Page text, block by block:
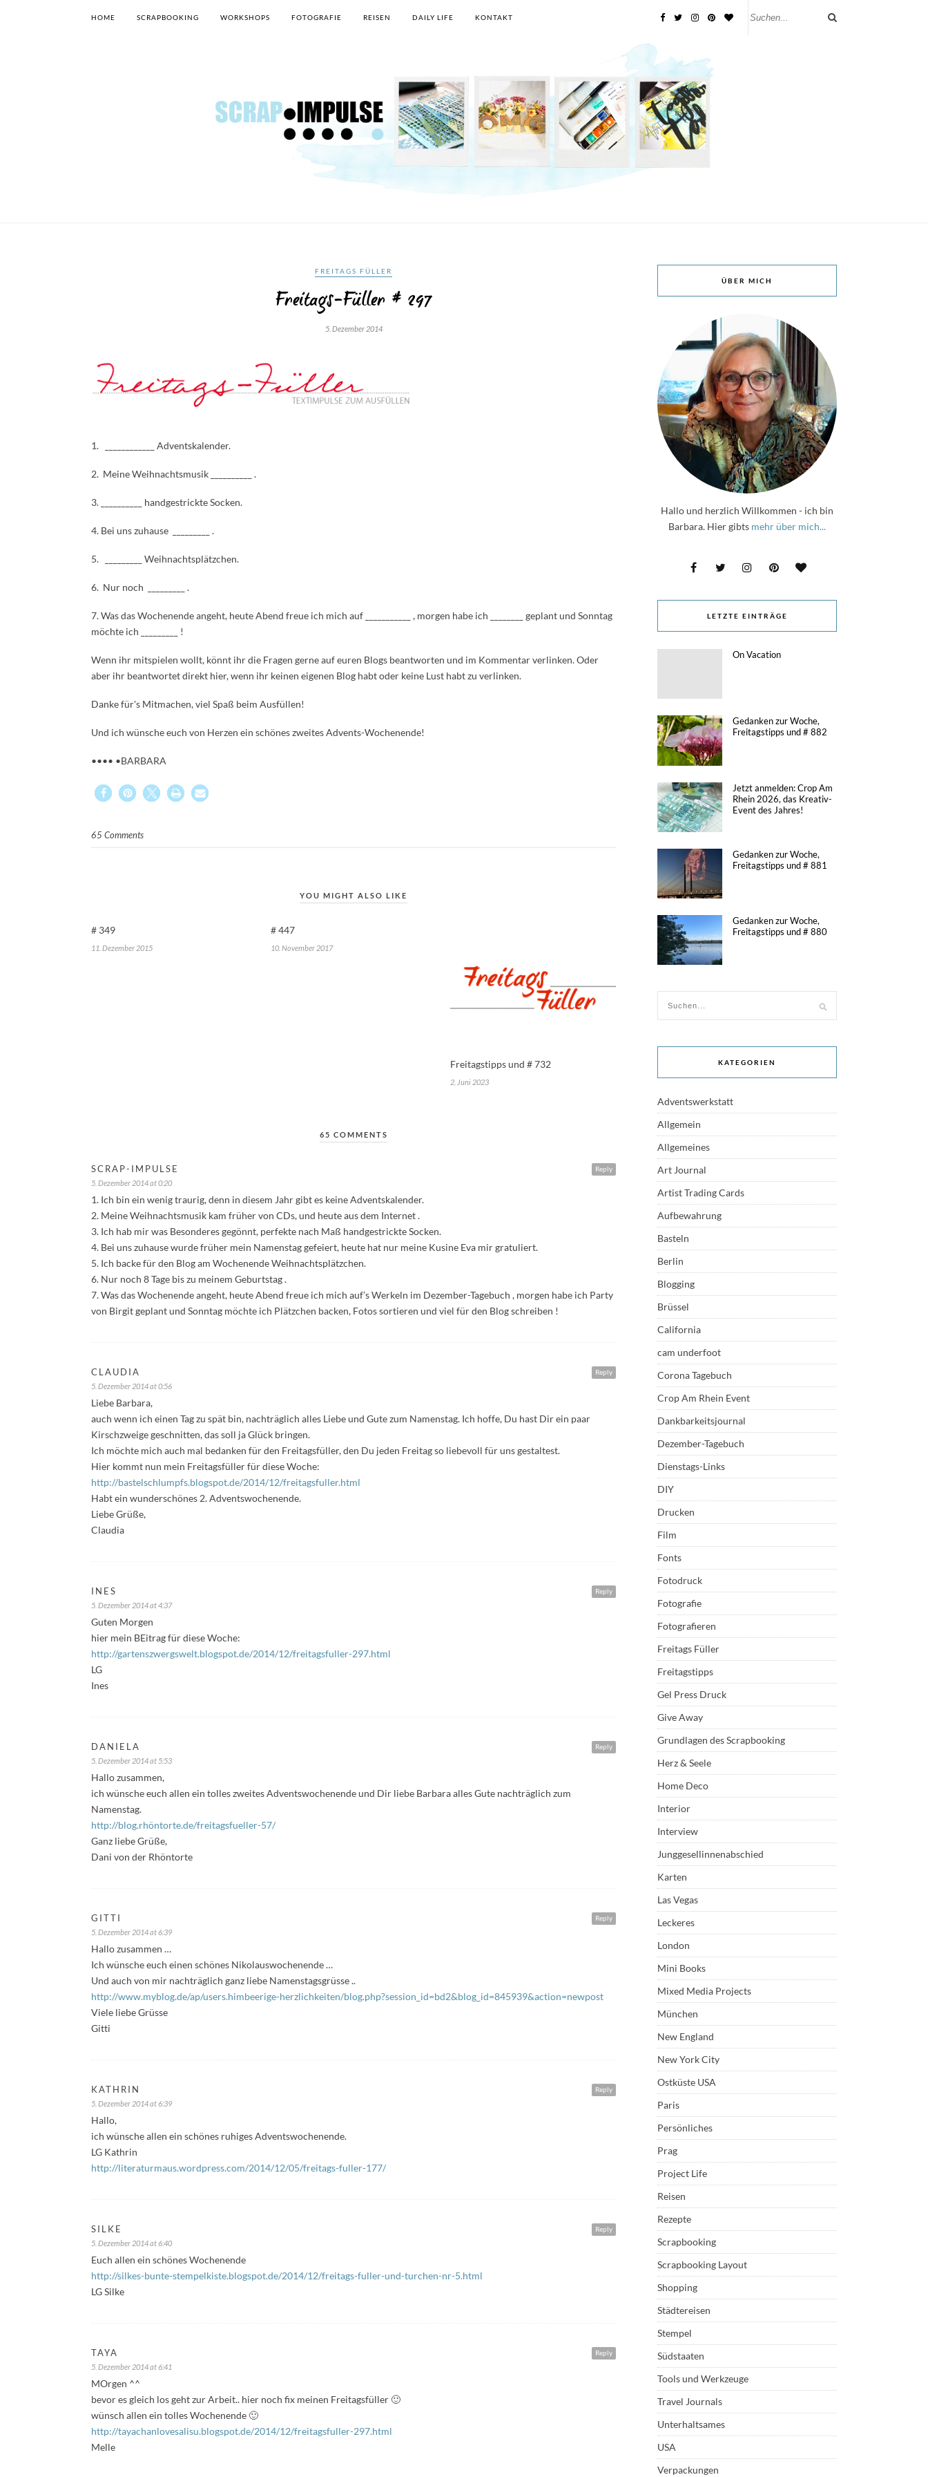
HOME SCRAPBOOKING WORKSHOPS FOTOGRAFIE REISEN DAILY LIFE KONTAKT
FREITAGS FÜLLER
Freitags-Füller # 297
5. Dezember 2014
1. ____________ Adventskalender.
2. Meine Weihnachtsmusik __________ .
3. __________ handgestrickte Socken.
4. Bei uns zuhause _________ .
5. _________ Weihnachtsplätzchen.
6. Nur noch _________ .
7. Was das Wochenende angeht, heute Abend freue ich mich auf ___________ , morgen habe ich ________ geplant und Sonntag
möchte ich _________ !
Wenn ihr mitspielen wollt, könnt ihr die Fragen gerne auf euren Blogs beantworten und im Kommentar verlinken. Oder
aber ihr beantwortet direkt hier, wenn ihr keinen eigenen Blog habt oder keine Lust habt zu verlinken.
Danke für's Mitmachen, viel Spaß beim Ausfüllen!
Und ich wünsche euch von Herzen ein schönes zweites Advents-Wochenende!
•••• •BARBARA
65 Comments
YOU MIGHT ALSO LIKE
# 349
11. Dezember 2015
# 447
10. November 2017
Freitagstipps und # 732
2. Juni 2023
65 COMMENTS
Reply
SCRAP-IMPULSE
5. Dezember 2014 at 0:20
1. Ich bin ein wenig traurig, denn in diesem Jahr gibt es keine Adventskalender.
2. Meine Weihnachtsmusik kam früher von CDs, und heute aus dem Internet .
3. Ich hab mir was Besonderes gegönnt, perfekte nach Maß handgestrickte Socken.
4. Bei uns zuhause wurde früher mein Namenstag gefeiert, heute hat nur meine Kusine Eva mir gratuliert.
5. Ich backe für den Blog am Wochenende Weihnachtsplätzchen.
6. Nur noch 8 Tage bis zu meinem Geburtstag .
7. Was das Wochenende angeht, heute Abend freue ich mich auf’s Werkeln im Dezember-Tagebuch , morgen habe ich Party
von Birgit geplant und Sonntag möchte ich Plätzchen backen, Fotos sortieren und viel für den Blog schreiben !
Reply
CLAUDIA
5. Dezember 2014 at 0:56
Liebe Barbara,
auch wenn ich einen Tag zu spät bin, nachträglich alles Liebe und Gute zum Namenstag. Ich hoffe, Du hast Dir ein paar
Kirschzweige geschnitten, das soll ja Glück bringen.
Ich möchte mich auch mal bedanken für den Freitagsfüller, den Du jeden Freitag so liebevoll für uns gestaltest.
Hier kommt nun mein Freitagsfüller für diese Woche:
http://bastelschlumpfs.blogspot.de/2014/12/freitagsfuller.html
Habt ein wunderschönes 2. Adventswochenende.
Liebe Grüße,
Claudia
Reply
INES
5. Dezember 2014 at 4:37
Guten Morgen
hier mein BEitrag für diese Woche:
http://gartenszwergswelt.blogspot.de/2014/12/freitagsfuller-297.html
LG
Ines
Reply
DANIELA
5. Dezember 2014 at 5:53
Hallo zusammen,
ich wünsche euch allen ein tolles zweites Adventswochenende und Dir liebe Barbara alles Gute nachträglich zum
Namenstag.
http://blog.rhöntorte.de/freitagsfueller-57/
Ganz liebe Grüße,
Dani von der Rhöntorte
Reply
GITTI
5. Dezember 2014 at 6:39
Hallo zusammen …
Ich wünsche euch einen schönes Nikolauswochenende …
Und auch von mir nachträglich ganz liebe Namenstagsgrüsse ..
http://www.myblog.de/ap/users.himbeerige-herzlichkeiten/blog.php?session_id=bd2&blog_id=845939&action=newpost
Viele liebe Grüsse
Gitti
Reply
KATHRIN
5. Dezember 2014 at 6:39
Hallo,
ich wünsche allen ein schönes ruhiges Adventswochenende.
LG Kathrin
http://literaturmaus.wordpress.com/2014/12/05/freitags-fuller-177/
Reply
SILKE
5. Dezember 2014 at 6:40
Euch allen ein schönes Wochenende
http://silkes-bunte-stempelkiste.blogspot.de/2014/12/freitags-fuller-und-turchen-nr-5.html
LG Silke
Reply
TAYA
5. Dezember 2014 at 6:41
MOrgen ^^
bevor es gleich los geht zur Arbeit.. hier noch fix meinen Freitagsfüller 🙂
wünsch allen ein tolles Wochenende 🙂
http://tayachanlovesalisu.blogspot.de/2014/12/freitagsfuller-297.html
Melle
ÜBER MICH
Hallo und herzlich Willkommen - ich bin
Barbara. Hier gibts mehr über mich...
LETZTE EINTRÄGE
On Vacation
Gedanken zur Woche,
Freitagstipps und # 882
Jetzt anmelden: Crop Am
Rhein 2026, das Kreativ-
Event des Jahres!
Gedanken zur Woche,
Freitagstipps und # 881
Gedanken zur Woche,
Freitagstipps und # 880
KATEGORIEN
Adventswerkstatt
Allgemein
Allgemeines
Art Journal
Artist Trading Cards
Aufbewahrung
Basteln
Berlin
Blogging
Brüssel
California
cam underfoot
Corona Tagebuch
Crop Am Rhein Event
Dankbarkeitsjournal
Dezember-Tagebuch
Dienstags-Links
DIY
Drucken
Film
Fonts
Fotodruck
Fotografie
Fotografieren
Freitags Füller
Freitagstipps
Gel Press Druck
Give Away
Grundlagen des Scrapbooking
Herz & Seele
Home Deco
Interior
Interview
Junggesellinnenabschied
Karten
Las Vegas
Leckeres
London
Mini Books
Mixed Media Projects
München
New England
New York City
Ostküste USA
Paris
Persönliches
Prag
Project Life
Reisen
Rezepte
Scrapbooking
Scrapbooking Layout
Shopping
Städtereisen
Stempel
Südstaaten
Tools und Werkzeuge
Travel Journals
Unterhaltsames
USA
Verpackungen